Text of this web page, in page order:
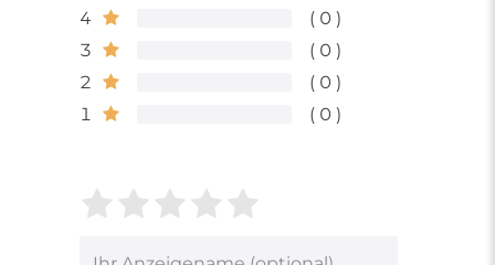
4
0
3
0
2
0
1
0
Bewertungssterne
von
4
von
3
2
von
1
von